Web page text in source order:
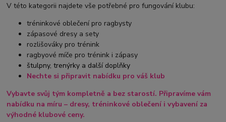
V této kategorii najdete vše potřebné pro fungování klubu:
tréninkové oblečení pro ragbysty
zápasové dresy a sety
rozlišováky pro trénink
ragbyové míče pro trénink i zápasy
štulpny, trenýrky a další doplňky
Nechte si připravit nabídku pro váš klub
Vybavte svůj tým kompletně a bez starostí. Připravíme vám
nabídku na míru – dresy, tréninkové oblečení i vybavení za
výhodné klubové ceny.